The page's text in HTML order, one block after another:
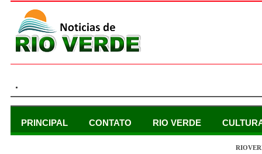
.
PRINCIPAL CONTATO RIO VERDE